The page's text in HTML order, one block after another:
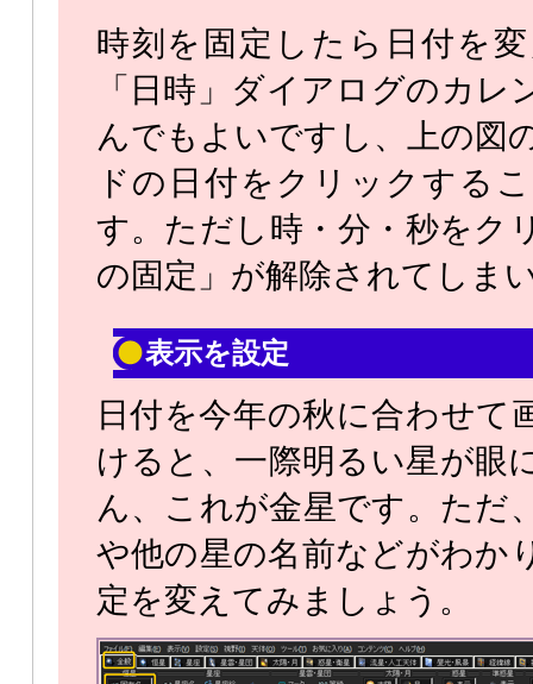
時刻を固定したら日付を
「日時」ダイアログのカレ
んでもよいですし、上の図
ドの日付をクリックする
す。ただし時・分・秒をク
の固定」が解除されてしま
表示を設定
日付を今年の秋に合わせて
けると、一際明るい星が眼
ん、これが金星です。ただ
や他の星の名前などがわか
定を変えてみましょう。